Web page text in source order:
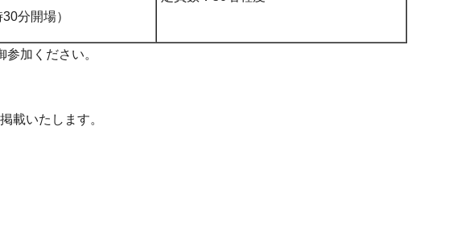
30分開場）
加ください。
載いたします。